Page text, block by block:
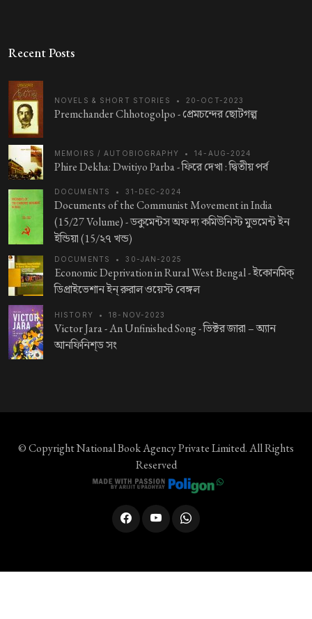
Recent Posts
NOVELS & SHORT STORIES • 20-OCT-2023
Premchander Chhotogolpo -প্রেমচন্দের ছোটগল্প
MEMOIRS / AUTOBIOGRAPHY • 14-AUG-2024
Phire Dekha: Dwitiyo Parba -ফিরে দেখা : দ্বিতীয় পর্ব
DOCUMENTS • 31-DEC-2024
Documents of the Communist Movement in India
(15/27 Volume) -ডকুমেন্টস অফ দ্য কমিউনিস্ট মুভমেন্ট ইন
ইন্ডিয়া (15/২৭ খন্ড)
DOCUMENTS • 30-JAN-2025
Economic Deprivation in Rural West Bengal -ইকোনমিক্‌
ডিপ্রাইভেশান ইন্‌ রুরাল ওয়েস্ট বেঙ্গল
HISTORY • 18-NOV-2023
Victor Jara - An Unfinished Song -ভিক্টর জারা – অ্যান
আনফিনিশ্‌ড সং
© CopyrightNational Book Agency Private Limited. All Rights
Reserved